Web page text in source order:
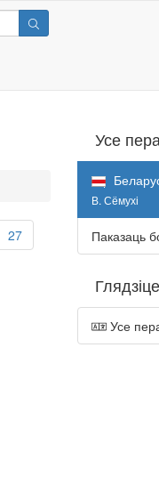
27
Усе
В. Сёмухі
Паказаць
Усе